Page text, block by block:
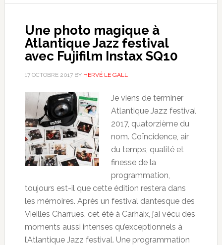
Une photo magique à
Atlantique Jazz festival
avec Fujifilm Instax SQ10
17 OCTOBRE 2017BY HERVÉ LE GALL
Je viens de terminer
Atlantique Jazz festival
2017, quatorzième du
nom. Coïncidence, air
du temps, qualité et
finesse de la
programmation,
toujours est-il que cette édition restera dans
les mémoires. Après un festival dantesque des
Vieilles Charrues, cet été à Carhaix, j’ai vécu des
moments aussi intenses qu’exceptionnels à
l’Atlantique Jazz festival. Une programmation